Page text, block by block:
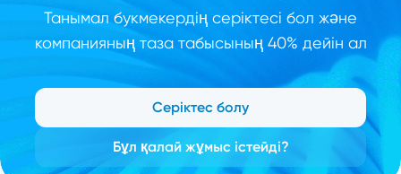
Танымал букмекердің серіктесі бол және
компанияның таза табысының 40% дейін ал
Серіктес болу
Бұл қалай жұмыс істейді?